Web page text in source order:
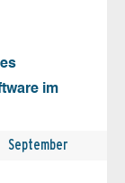
im
September